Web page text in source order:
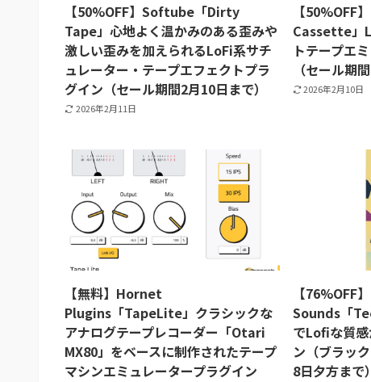
【50%OFF】Softube「Dirty
Tape」心地よく温かみのある歪みや
激しい歪みを加えられるLoFi系サチ
ュレーター・テープエフェクトプラ
グイン（セール期間2月10日まで）
2026年2月11日
【50%OFF
Cassette」
トテープエ
（セール期
2026年2月10日
【無料】Hornet
Plugins「TapeLite」クラシックな
アナログテープレコーダー「Otari
MX80」をベースに制作されたテープ
マシンエミュレータープラグイン
【76%OFF
Sounds「
でLofiな質
ン（ブラッ
8日夕方まで）